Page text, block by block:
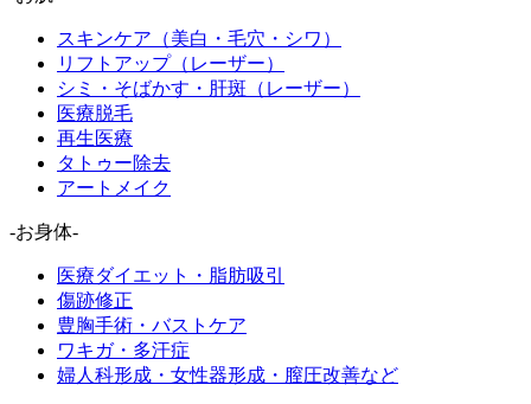
スキンケア（美白・毛穴・シワ）
リフトアップ（レーザー）
シミ・そばかす・肝斑（レーザー）
医療脱毛
再生医療
タトゥー除去
アートメイク
-お身体-
医療ダイエット・脂肪吸引
傷跡修正
豊胸手術・バストケア
ワキガ・多汗症
婦人科形成・女性器形成・膣圧改善など